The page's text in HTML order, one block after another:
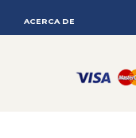
ACERCA DE